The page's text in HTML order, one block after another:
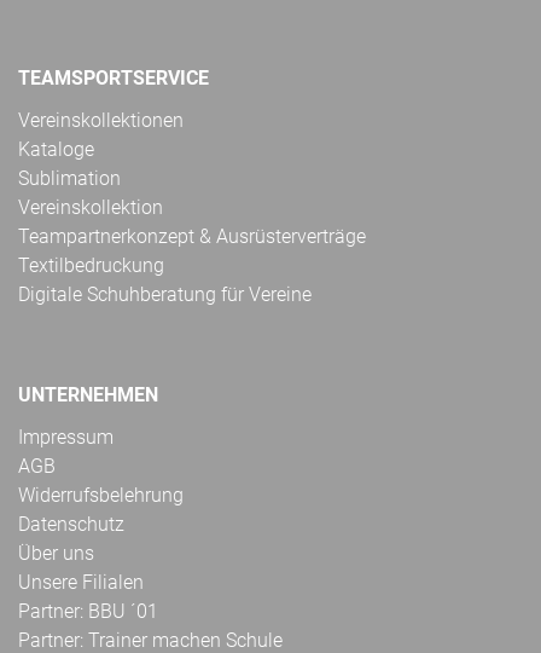
TEAMSPORTSERVICE
Vereinskollektionen
Kataloge
Sublimation
Vereinskollektion
Teampartnerkonzept & Ausrüsterverträge
Textilbedruckung
Digitale Schuhberatung für Vereine
UNTERNEHMEN
Impressum
AGB
Widerrufsbelehrung
Datenschutz
Über uns
Unsere Filialen
Partner: BBU ´01
Partner: Trainer machen Schule